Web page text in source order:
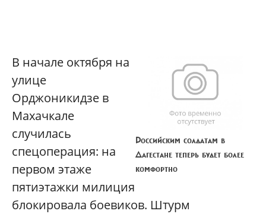
Российским солдатам в
Дагестане теперь будет более
комфортно
В начале октября на
улице
Орджоникидзе в
Махачкале
случилась
спецоперация: на
первом этаже
пятиэтажки милиция
блокировала боевиков. Штурм